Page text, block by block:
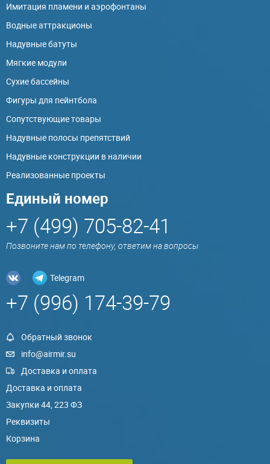
Имитация пламени и аэрофонтаны
Водные аттракционы
Надувные батуты
Мягкие модули
Сухие бассейны
Фигуры для пейнтбола
Сопутствующие товары
Надувные полосы препятствий
Надувные конструкции в наличии
Реализованные проекты
Единый номер
+7 (499) 705-82-41
Позвоните нам по телефону, ответим на вопросы
Telegram
+7 (996) 174-39-79
Обратный звонок
info@airmir.su
Доставка и оплата
Доставка и оплата
Закупки 44, 223 ФЗ
Реквизиты
Корзина